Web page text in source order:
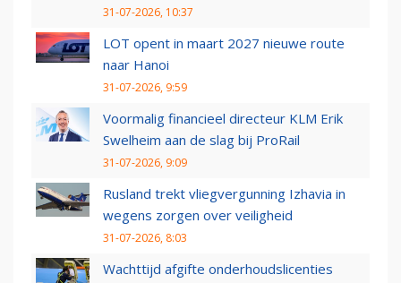
31-07-2026, 10:37
LOT opent in maart 2027 nieuwe route
naar Hanoi
31-07-2026, 9:59
Voormalig financieel directeur KLM Erik
Swelheim aan de slag bij ProRail
31-07-2026, 9:09
Rusland trekt vliegvergunning Izhavia in
wegens zorgen over veiligheid
31-07-2026, 8:03
Wachttijd afgifte onderhoudslicenties